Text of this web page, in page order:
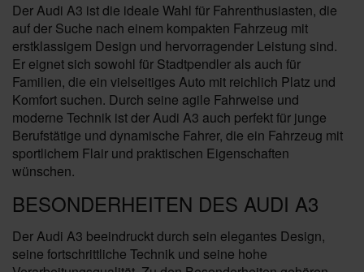
Der Audi A3 ist die ideale Wahl für Fahrenthusiasten, die
auf der Suche nach einem kompakten Fahrzeug mit
erstklassigem Design und hervorragender Leistung sind.
Er eignet sich sowohl für Stadtpendler als auch für
Familien, die ein vielseitiges Auto mit reichlich Platz und
Komfort suchen. Durch seine agile Fahrweise und
moderne Technik ist der Audi A3 auch perfekt für junge
Berufstätige und dynamische Fahrer, die ein Fahrzeug mit
sportlichem Flair und praktischen Eigenschaften
wünschen.
BESONDERHEITEN DES AUDI A3
Der Audi A3 beeindruckt durch sein elegantes Design,
seine fortschrittliche Technik und seine hohe